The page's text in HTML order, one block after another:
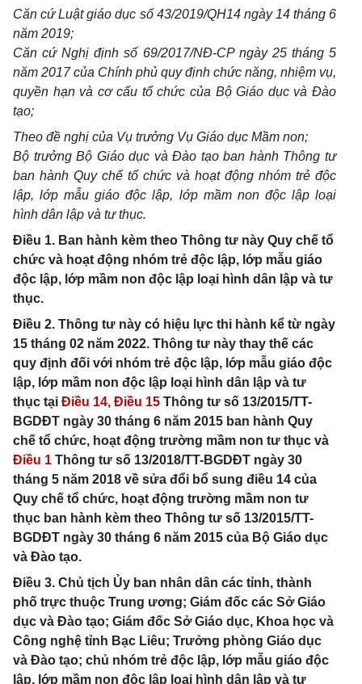
Căn cứ Luật giáo dục số 43/2019/QH14 ngày 14 tháng 6
năm 2019;
Căn cứ Nghị định số 69/2017/NĐ-CP ngày 25 tháng 5
năm 2017 của Chính phủ quy định chức năng, nhiệm vụ,
quyền hạn và cơ cấu tổ chức của Bộ Giáo dục và Đào
tạo;
Theo đề nghị của Vụ trưởng Vụ Giáo dục Mầm non;
Bộ trưởng Bộ Giáo dục và Đào tạo ban hành Thông tư
ban hành Quy chế tổ chức và hoạt động nhóm trẻ độc
lập, lớp mẫu giáo độc lập, lớp mầm non độc lập loại
hình dân lập và tư thục.
Điều 1. Ban hành kèm theo Thông tư này Quy chế tổ
chức và hoạt động nhóm trẻ độc lập, lớp mẫu giáo
độc lập, lớp mầm non độc lập loại hình dân lập và tư
thục.
Điều 2. Thông tư này có hiệu lực thi hành kể từ ngày
15 tháng 02 năm 2022. Thông tư này thay thế các
quy định đối với nhóm trẻ độc lập, lớp mẫu giáo độc
lập, lớp mầm non độc lập loại hình dân lập và tư
thục tại Điều 14, Điều 15 Thông tư số 13/2015/TT-
BGDĐT ngày 30 tháng 6 năm 2015 ban hành Quy
chế tổ chức, hoạt động trường mầm non tư thục và
Điều 1 Thông tư số 13/2018/TT-BGDĐT ngày 30
tháng 5 năm 2018 về sửa đổi bổ sung điều 14 của
Quy chế tổ chức, hoạt động trường mầm non tư
thục ban hành kèm theo Thông tư số 13/2015/TT-
BGDĐT ngày 30 tháng 6 năm 2015 của Bộ Giáo dục
và Đào tạo.
Điều 3. Chủ tịch Ủy ban nhân dân các tỉnh, thành
phố trực thuộc Trung ương; Giám đốc các Sở Giáo
dục và Đào tạo; Giám đốc Sở Giáo dục, Khoa học và
Công nghệ tỉnh Bạc Liêu; Trưởng phòng Giáo dục
và Đào tạo; chủ nhóm trẻ độc lập, lớp mẫu giáo độc
lập, lớp mầm non độc lập loại hình dân lập và tư